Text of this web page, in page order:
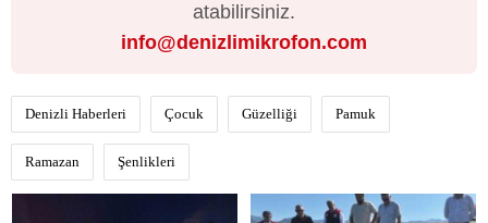
atabilirsiniz.
info@denizlimikrofon.com
Denizli Haberleri Çocuk Güzelliği Pamuk
Ramazan Şenlikleri